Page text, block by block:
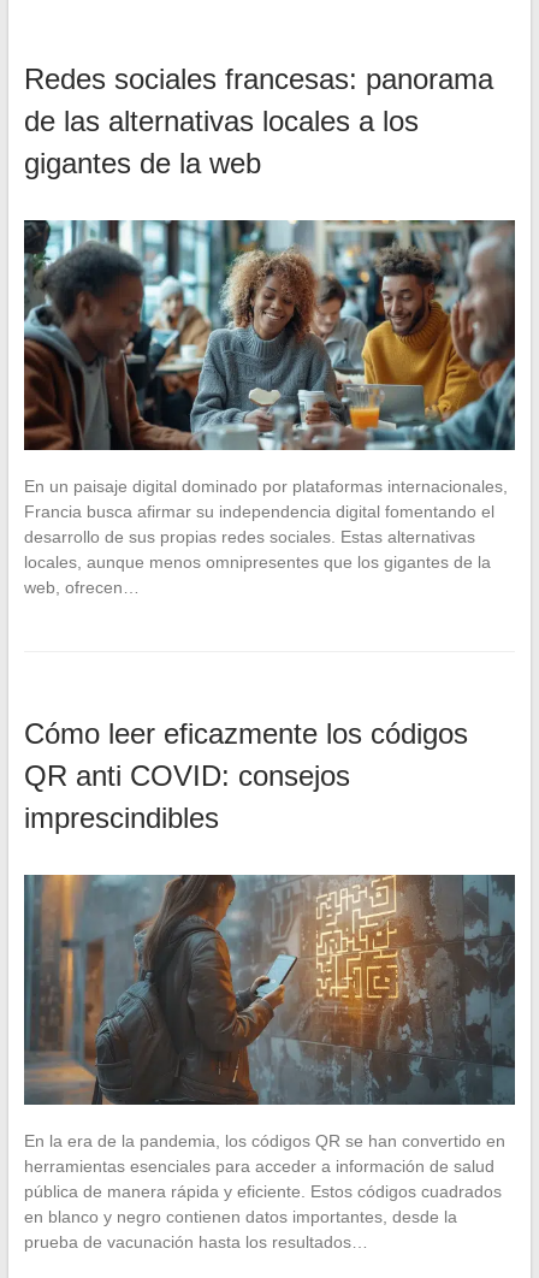
Redes sociales francesas: panorama
de las alternativas locales a los
gigantes de la web
En un paisaje digital dominado por plataformas internacionales,
Francia busca afirmar su independencia digital fomentando el
desarrollo de sus propias redes sociales. Estas alternativas
locales, aunque menos omnipresentes que los gigantes de la
web, ofrecen…
Cómo leer eficazmente los códigos
QR anti COVID: consejos
imprescindibles
En la era de la pandemia, los códigos QR se han convertido en
herramientas esenciales para acceder a información de salud
pública de manera rápida y eficiente. Estos códigos cuadrados
en blanco y negro contienen datos importantes, desde la
prueba de vacunación hasta los resultados…